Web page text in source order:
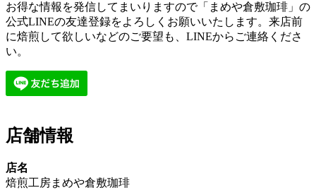
お得な情報を発信してまいりますので「まめや倉敷珈琲」の
公式LINEの友達登録をよろしくお願いいたします。来店前
に焙煎して欲しいなどのご要望も、LINEからご連絡くださ
い。
店舗情報
店名
焙煎工房まめや倉敷珈琲